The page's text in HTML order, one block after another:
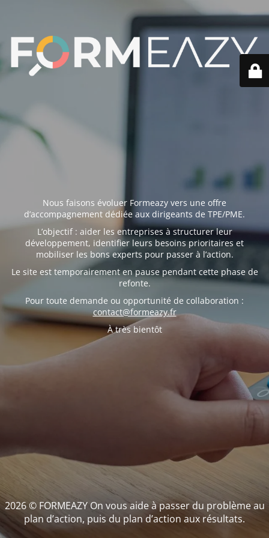
Nous faisons évoluer Formeazy vers une offre
d’accompagnement dédiée aux dirigeants de TPE/PME.
L’objectif : aider les entreprises à structurer leur
développement, identifier leurs besoins prioritaires et
mobiliser les bons experts pour passer à l’action.
Le site est temporairement en pause pendant cette phase de
refonte.
Pour toute demande ou opportunité de collaboration :
contact@formeazy.fr
À très bientôt
2026 © FORMEAZY On vous aide à passer du problème au
plan d’action, puis du plan d’action aux résultats.